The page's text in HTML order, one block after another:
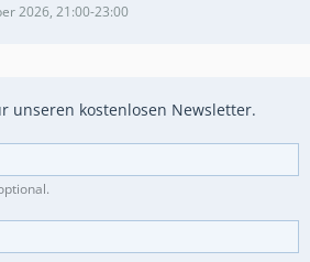
2026, 21:00-23:00
unseren kostenlosen Newsletter.